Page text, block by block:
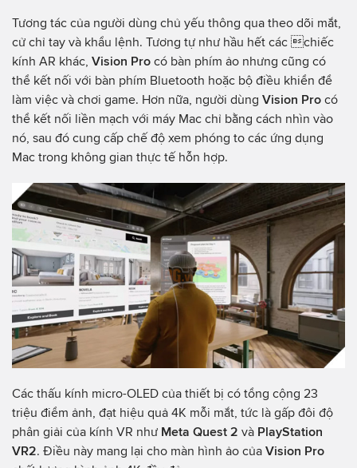
Tương tác của người dùng chủ yếu thông qua theo dõi mắt,
cử chỉ tay và khẩu lệnh. Tương tự như hầu hết các chiếc
kính AR khác, Vision Pro có bàn phím ảo nhưng cũng có
thể kết nối với bàn phím Bluetooth hoặc bộ điều khiển để
làm việc và chơi game. Hơn nữa, người dùng Vision Pro có
thể kết nối liền mạch với máy Mac chỉ bằng cách nhìn vào
nó, sau đó cung cấp chế độ xem phóng to các ứng dụng
Mac trong không gian thực tế hỗn hợp.
Các thấu kính micro-OLED của thiết bị có tổng cộng 23
triệu điểm ảnh, đạt hiệu quả 4K mỗi mắt, tức là gấp đôi độ
phân giải của kính VR như Meta Quest 2 và PlayStation
VR2. Điều này mang lại cho màn hình ảo của Vision Pro